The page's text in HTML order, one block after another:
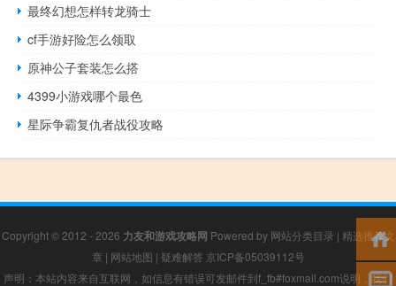
最终幻想怎样转龙骑士
cf手游好险怎么领取
原神公子套装怎么搭
4399小游戏哪个最色
星际争霸复仇者战役攻略
Copyright © 2012 - 2026 力友和游戏攻略网 Powered by 网站分类目录 | 精选推荐文
章 | 网站地图 | 疑难解答 京ICP备05039112号
声明：本站内容来自互联网，如信息有错误可发邮件到f_fb#foxmail.com说明，我们